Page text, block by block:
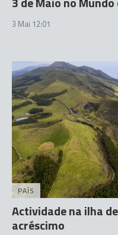
3 Mai 12:01
PAÍS
Actividade na ilha
acréscimo